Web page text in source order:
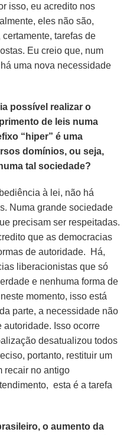
isso, eu acredito nos
eles não são,
tarefas de
Eu creio que, num
uma nova necessidade
possível realizar o
de leis numa
“hiper” é uma
domínios, ou seja,
tal sociedade?
à lei, não há
Numa grande sociedade
precisam ser respeitadas.
que as democracias
de autoridade. Há,
liberacionistas que só
e nenhuma forma de
momento, isso está
parte, a necessidade não
autoridade. Isso ocorre
desatualizou todos
portanto, restituir um
recair no antigo
esta é a tarefa
o aumento da